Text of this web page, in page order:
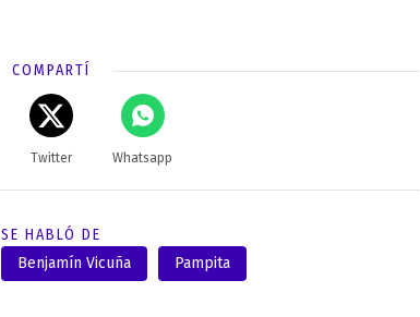
COMPARTÍ
Twitter Whatsapp
SE HABLÓ DE
Benjamín Vicuña Pampita